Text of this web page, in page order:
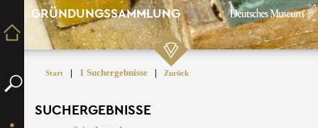
GRÜNDUNGSSAMMLUNG
Start | 1 Suchergebnisse | Zurück
SUCHERGEBNISSE